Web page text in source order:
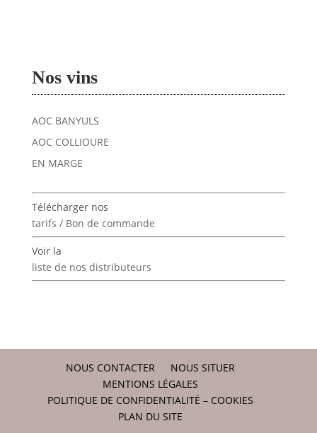
Nos vins
AOC BANYULS
AOC COLLIOURE
EN MARGE
Télécharger nos
tarifs / Bon de commande
Voir la
liste de nos distributeurs
NOUS CONTACTER
NOUS SITUER
MENTIONS LÉGALES
POLITIQUE DE CONFIDENTIALITÉ – COOKIES
PLAN DU SITE